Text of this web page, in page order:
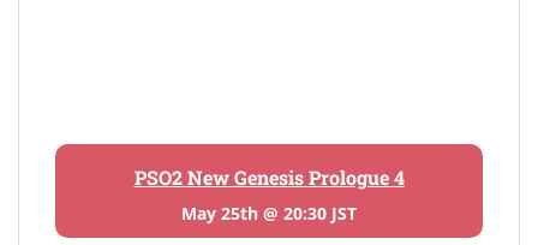
PSO2 New Genesis Prologue 4
May 25th @ 20:30 JST